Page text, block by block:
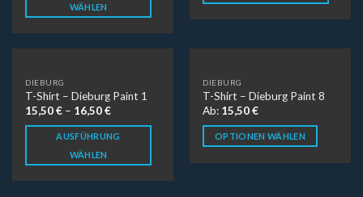
WÄHLEN
DIEBURG
T-Shirt – Dieburg Paint 1
15,50€ – 16,50€
AUSFÜHRUNG
WÄHLEN
DIEBURG
T-Shirt – Dieburg Paint 8
Ab: 15,50€
OPTIONEN WÄHLEN